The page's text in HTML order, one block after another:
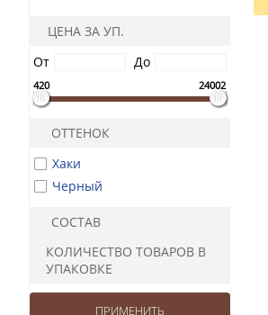
ЦЕНА ЗА УП.
От
До
420 24002
ОТТЕНОК
Хаки
Черный
СОСТАВ
КОЛИЧЕСТВО ТОВАРОВ В
УПАКОВКЕ